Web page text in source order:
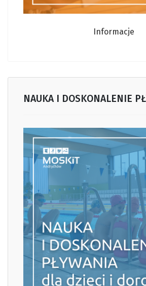
Informacje
NAUKA I DOSKONALENIE